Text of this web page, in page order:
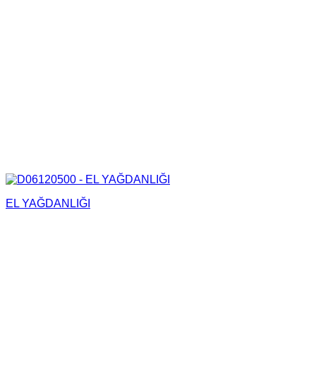
EL YAĞDANLIĞI